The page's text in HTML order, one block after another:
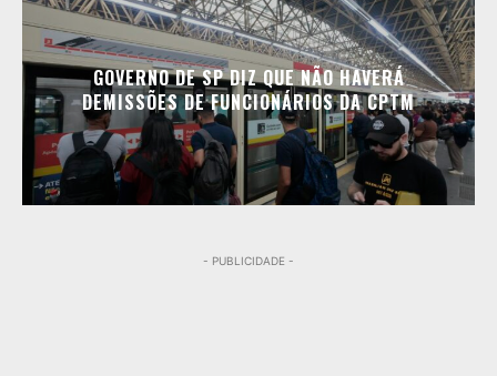
GOVERNO DE SP DIZ QUE NÃO HAVERÁ
DEMISSÕES DE FUNCIONÁRIOS DA CPTM
- PUBLICIDADE -